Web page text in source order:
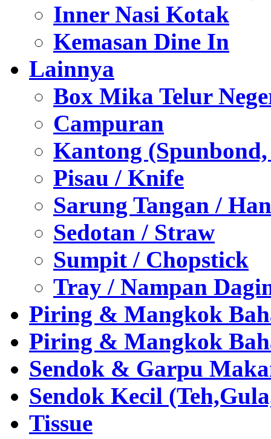
Inner Nasi Kotak
Kemasan Dine In
Lainnya
Box Mika Telur
Campuran
Kantong
Pisau / Knife
Sarung Tangan /
Sedotan / Straw
Sumpit / Chopstick
Tray / Nampan
Piring & Mangkok
Piring & Mangkok
Sendok & Garpu
Sendok Kecil
Tissue